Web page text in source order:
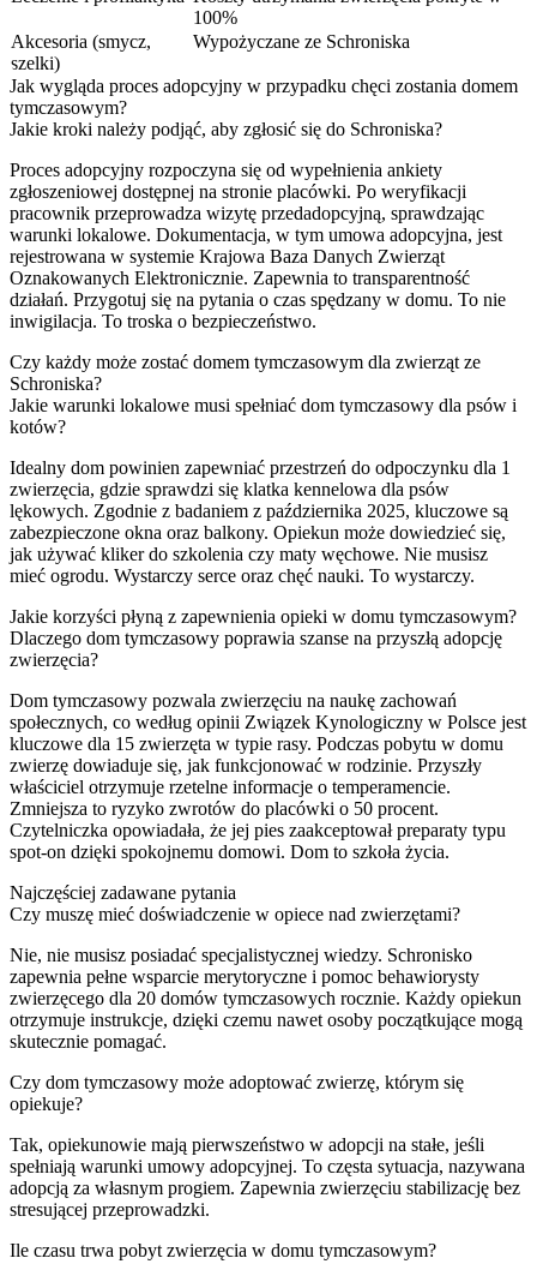
100%
Akcesoria (smycz,
szelki)
Wypożyczane ze Schroniska
Jak wygląda proces adopcyjny w przypadku chęci zostania domem
tymczasowym?
Jakie kroki należy podjąć, aby zgłosić się do Schroniska?
Proces adopcyjny rozpoczyna się od wypełnienia ankiety
zgłoszeniowej dostępnej na stronie placówki. Po weryfikacji
pracownik przeprowadza wizytę przedadopcyjną, sprawdzając
warunki lokalowe. Dokumentacja, w tym umowa adopcyjna, jest
rejestrowana w systemie Krajowa Baza Danych Zwierząt
Oznakowanych Elektronicznie. Zapewnia to transparentność
działań. Przygotuj się na pytania o czas spędzany w domu. To nie
inwigilacja. To troska o bezpieczeństwo.
Czy każdy może zostać domem tymczasowym dla zwierząt ze
Schroniska?
Jakie warunki lokalowe musi spełniać dom tymczasowy dla psów i
kotów?
Idealny dom powinien zapewniać przestrzeń do odpoczynku dla 1
zwierzęcia, gdzie sprawdzi się klatka kennelowa dla psów
lękowych. Zgodnie z badaniem z października 2025, kluczowe są
zabezpieczone okna oraz balkony. Opiekun może dowiedzieć się,
jak używać kliker do szkolenia czy maty węchowe. Nie musisz
mieć ogrodu. Wystarczy serce oraz chęć nauki. To wystarczy.
Jakie korzyści płyną z zapewnienia opieki w domu tymczasowym?
Dlaczego dom tymczasowy poprawia szanse na przyszłą adopcję
zwierzęcia?
Dom tymczasowy pozwala zwierzęciu na naukę zachowań
społecznych, co według opinii Związek Kynologiczny w Polsce jest
kluczowe dla 15 zwierzęta w typie rasy. Podczas pobytu w domu
zwierzę dowiaduje się, jak funkcjonować w rodzinie. Przyszły
właściciel otrzymuje rzetelne informacje o temperamencie.
Zmniejsza to ryzyko zwrotów do placówki o 50 procent.
Czytelniczka opowiadała, że jej pies zaakceptował preparaty typu
spot-on dzięki spokojnemu domowi. Dom to szkoła życia.
Najczęściej zadawane pytania
Czy muszę mieć doświadczenie w opiece nad zwierzętami?
Nie, nie musisz posiadać specjalistycznej wiedzy. Schronisko
zapewnia pełne wsparcie merytoryczne i pomoc behawiorysty
zwierzęcego dla 20 domów tymczasowych rocznie. Każdy opiekun
otrzymuje instrukcje, dzięki czemu nawet osoby początkujące mogą
skutecznie pomagać.
Czy dom tymczasowy może adoptować zwierzę, którym się
opiekuje?
Tak, opiekunowie mają pierwszeństwo w adopcji na stałe, jeśli
spełniają warunki umowy adopcyjnej. To częsta sytuacja, nazywana
adopcją za własnym progiem. Zapewnia zwierzęciu stabilizację bez
stresującej przeprowadzki.
Ile czasu trwa pobyt zwierzęcia w domu tymczasowym?